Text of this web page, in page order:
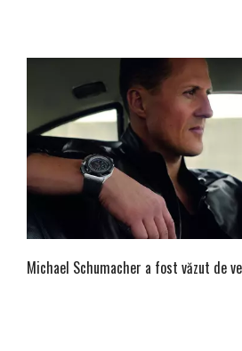
Michael Schumacher a fost văzut de